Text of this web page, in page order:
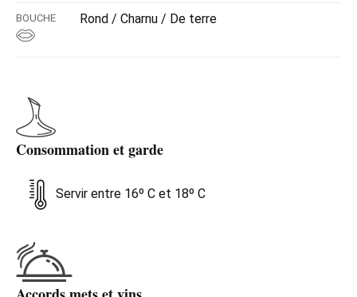
BOUCHE Rond / Charnu / De terre
Consommation et garde
Servir entre 16º C et 18º C